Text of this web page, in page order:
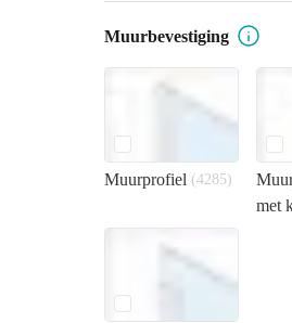
Muurbevestiging
Muurprofiel (4285)
met